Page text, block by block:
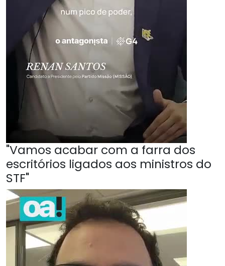
"Vamos acabar com a farra dos
escritórios ligados aos ministros do
STF"